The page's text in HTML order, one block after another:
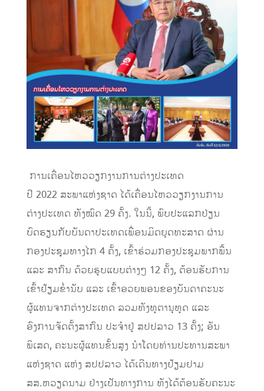
​ ການເຄື່ອນໄຫວວຽກງານການຕ່າງປະເທດ
ປີ 2022 ສະພາແຫ່ງຊາດ ໄດ້ເຄື່ອນໄຫວວຽກງານການ
ຕ່າງປະເທດ ທັງໝົດ 29 ຄັ້ງ. ໃນນີ້, ພົບປະແລກປ່ຽນ
ບົດຮຽນກັບບັນດາປະເທດເພື່ອນມິດຍຸດທະສາດ ຜ່ານ
ກອງປະຊຸມທາງໄກ 4 ຄັ້ງ, ເຂົ້າຮ່ວມກອງປະຊຸມພາກພື້ນ
ແລະ ສາກົນ ດ້ວຍຮູບແບບຕ່າງໆ 12 ຄັ້ງ, ຕ້ອນຮັບການ
ເຂົ້າຢ້ຽມຂໍ່ານັບ ແລະ ເຂົ້າອວຍພອນຂອງບັນດາຄະນະ
ຜູ້ແທນຈາກຕ່າງປະເທດ ລວມທັງທູຕານຸທູດ ແລະ
ອົງການຈັດຕັ້ງສາກົນ ປະຈຳຢູ່ ສປປລາວ 13 ຄັ້ງ; ອັນ
ພິເສດ, ຄະນະຜູ້ແທນຂັ້ນສູງ ນໍາໂດຍທ່ານປະທານສະພາ
ແຫ່ງຊາດ ແຫ່ງ ສປປລາວ ໄດ້ເດີນທາງຢ້ຽມຢາມ
ສສ.ຫວຽດນາມ ຢ່າງເປັນທາງການ ທັງໄດ້ຕ້ອນຮັບຄະນະ